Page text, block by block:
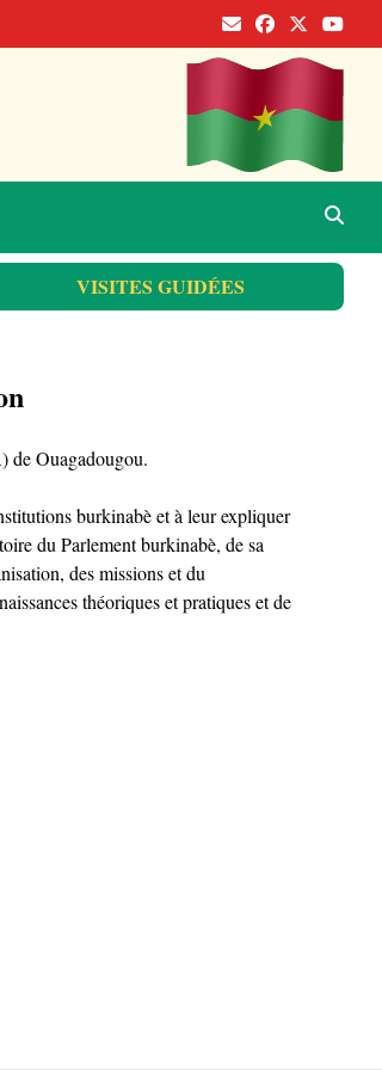
VISITES GUIDÉES
de Ouagadougou.
burkinabè et à leur expliquer
du Parlement burkinabè, de sa
des missions et du
théoriques et pratiques et de